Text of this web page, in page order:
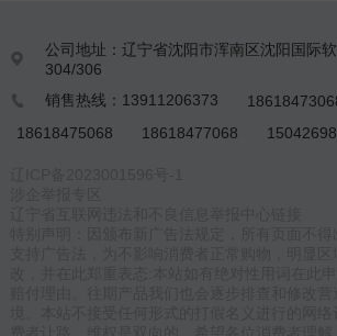

公司地址：辽宁省沈阳市浑南区沈阳国际
304/306
 销售热线：13911206373
18618475068
18618477068